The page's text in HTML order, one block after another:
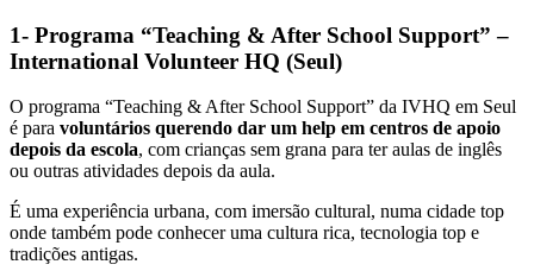
1- Programa “Teaching & After School Support” –
International Volunteer HQ (Seul)
O programa “Teaching & After School Support” da IVHQ em Seul
é para voluntários querendo dar um help em centros de apoio
depois da escola, com crianças sem grana para ter aulas de inglês
ou outras atividades depois da aula.
É uma experiência urbana, com imersão cultural, numa cidade top
onde também pode conhecer uma cultura rica, tecnologia top e
tradições antigas.